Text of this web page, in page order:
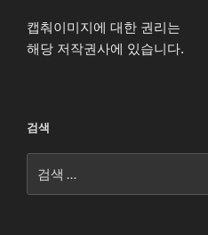
캡춰이미지에 대한 권리는
해당 저작권사에 있습니다.
검색
색: